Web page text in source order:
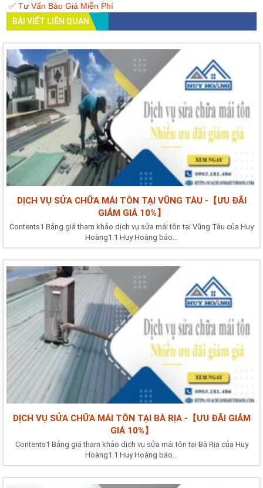
✅ Tư Vấn Báo Giá Miễn Phí
BÀI VIẾT LIÊN QUAN
DỊCH VỤ SỬA CHỮA MÁI TÔN TẠI VŨNG TÀU -【ƯU ĐÃI
GIẢM GIÁ 10%】
Contents1 Bảng giá tham khảo dịch vụ sửa mái tôn tại Vũng Tàu của Huy
Hoàng1.1 Huy Hoàng báo...
DỊCH VỤ SỬA CHỮA MÁI TÔN TẠI BÀ RỊA -【ƯU ĐÃI GIẢM
GIÁ 10%】
Contents1 Bảng giá tham khảo dịch vụ sửa mái tôn tại Bà Rịa của Huy
Hoàng1.1 Huy Hoàng báo...